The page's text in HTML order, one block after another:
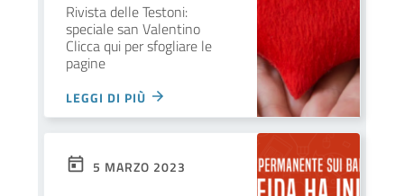
Rivista delle Testoni:
speciale san Valentino
Clicca qui per sfogliare le
pagine
LEGGI DI PIÙ
5 MARZO 2023